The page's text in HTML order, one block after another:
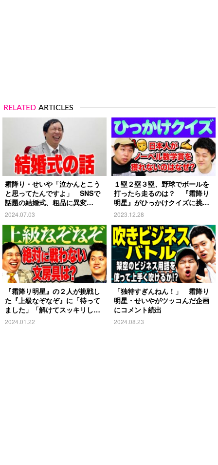
RELATED ARTICLES
霜降り・せいや「泣かんとこう
と思ってたんですよ」 SNSで
話題の結婚式、粗品に異変
が！？
2024.07.03
１塁２塁３塁、野球でボールを
打ったら走るのは？ 『霜降り
明星』がひっかけクイズに挑
戦！
2023.12.28
『霜降り明星』の２人が挑戦し
た『上級なぞなぞ』に「待って
ました」「解けてスッキリし
た」
2024.01.22
「独特すぎんねん！」 霜降り
明星・せいやがツッコんだ企画
にコメント続出
2024.08.23